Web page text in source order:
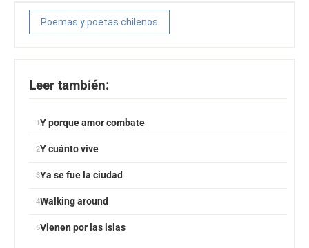
Poemas y poetas chilenos
Leer también:
Y porque amor combate
Y cuánto vive
Ya se fue la ciudad
Walking around
Vienen por las islas